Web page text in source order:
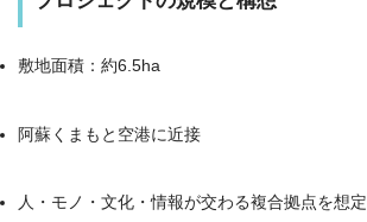
敷地面積：約6.5ha
阿蘇くまもと空港に近接
人・モノ・文化・情報が交わる複合拠点を想定